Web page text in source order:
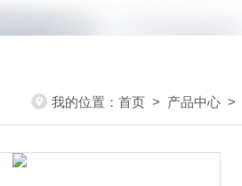
我的位置： 首页 > 产品中心 >